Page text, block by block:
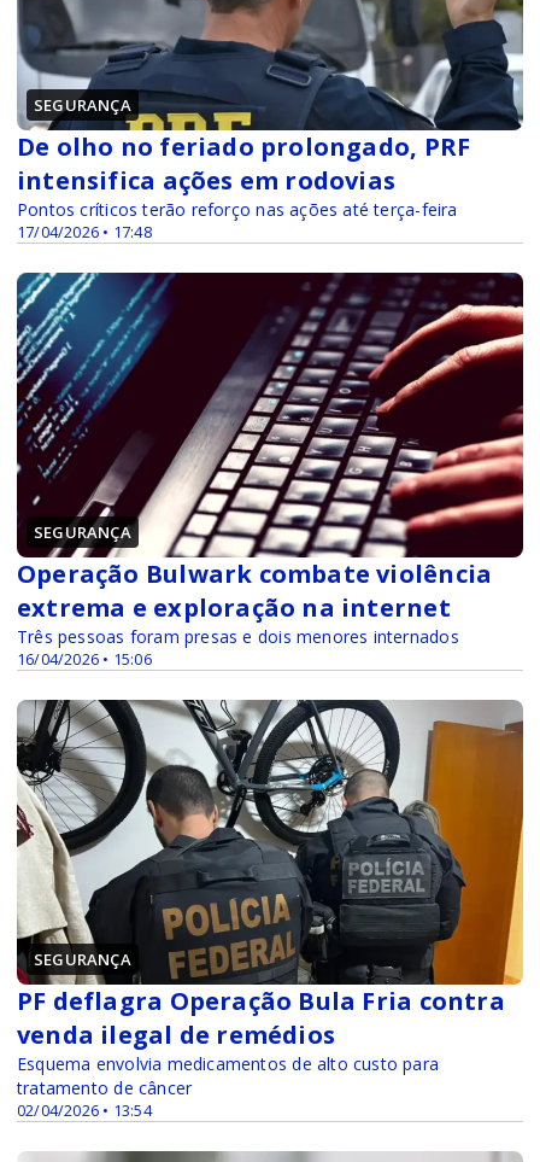
SEGURANÇA
17/04/2026 • 17:48
De olho no feriado prolongado, PRF
intensifica ações em rodovias
Pontos críticos terão reforço nas ações até terça-feira
SEGURANÇA
16/04/2026 • 15:06
Operação Bulwark combate violência
extrema e exploração na internet
Três pessoas foram presas e dois menores internados
SEGURANÇA
02/04/2026 • 13:54
PF deflagra Operação Bula Fria contra
venda ilegal de remédios
Esquema envolvia medicamentos de alto custo para
tratamento de câncer